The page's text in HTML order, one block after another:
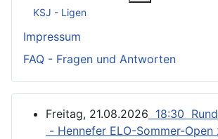
KSJ - Ligen
Impressum
FAQ - Fragen und Antworten
Freitag, 21.08.2026 18:30
- Hennefer ELO-Sommer-Open